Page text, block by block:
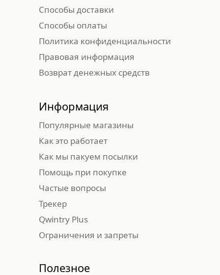
Способы доставки
Возврат денежных средств
Правовая информация
Способы оплаты
Политика конфиденциальности
Как это работает
Популярные магазины
Qwintry Plus
Помощь при покупке
Ограничения и запреты
Частые вопросы
Информация
Как мы пакуем посылки
Трекер
Полезное